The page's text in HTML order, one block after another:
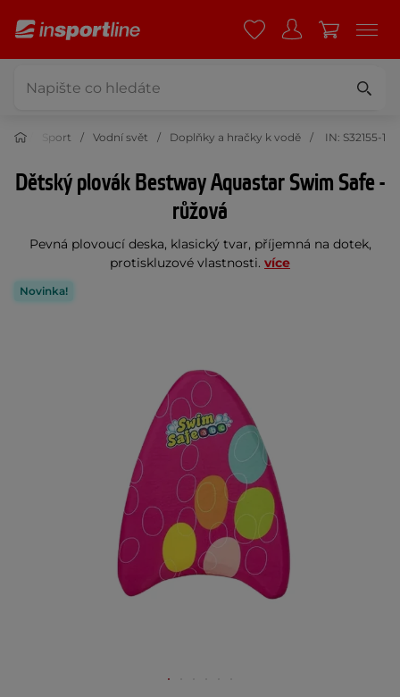
Sport Vodní svět Doplňky a hračky k vodě IN: S32155-1
Dětský plovák Bestway Aquastar Swim Safe -
růžová
Pevná plovoucí deska, klasický tvar, příjemná na dotek,
protiskluzové vlastnosti. více
Novinka!